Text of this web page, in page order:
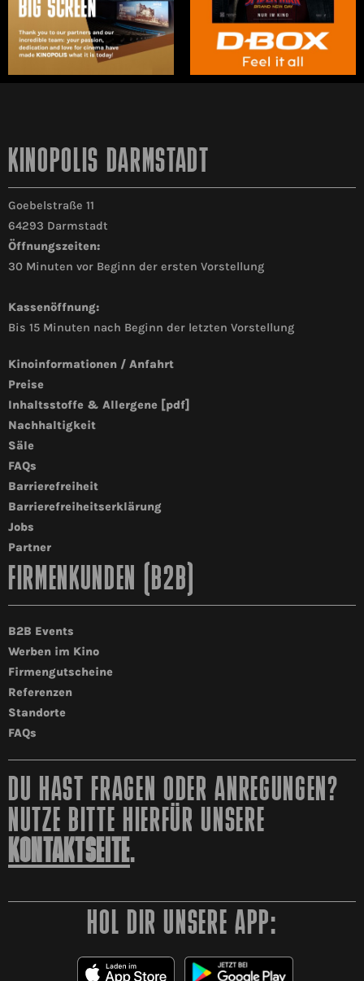
KINOPOLIS DARMSTADT
Goebelstraße 11
64293 Darmstadt
Öffnungszeiten:
30 Minuten vor Beginn der ersten Vorstellung
Kassenöffnung:
Bis 15 Minuten nach Beginn der letzten Vorstellung
Kinoinformationen / Anfahrt
Preise
Inhaltsstoffe & Allergene [pdf]
Nachhaltigkeit
Säle
FAQs
Barrierefreiheit
Barrierefreiheitserklärung
Jobs
Partner
FIRMENKUNDEN (B2B)
B2B Events
Werben im Kino
Firmengutscheine
Referenzen
Standorte
FAQs
DU HAST FRAGEN ODER ANREGUNGEN?
NUTZE BITTE HIERFÜR UNSERE
KONTAKTSEITE.
HOL DIR UNSERE APP: